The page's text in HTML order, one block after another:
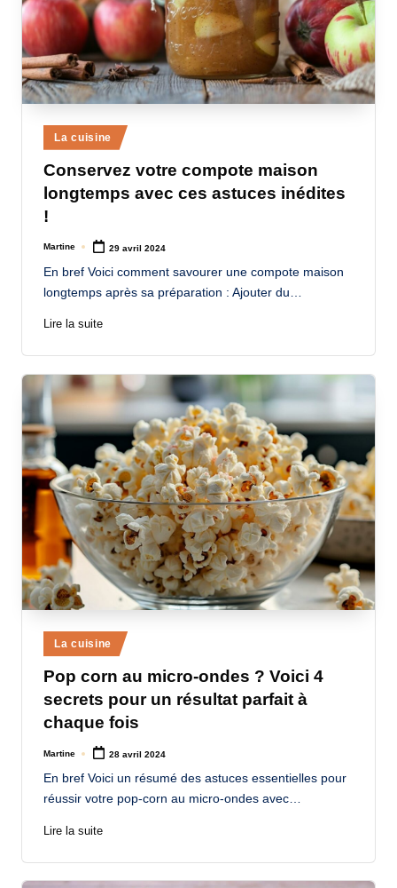
Posted
in
La cuisine
Conservez votre compote maison
longtemps avec ces astuces inédites
!
Posted
Martine 29 avril 2024
En bref Voici comment savourer une compote maison
longtemps après sa préparation : Ajouter du…
Lire la suite
Posted
in
La cuisine
Pop corn au micro-ondes ? Voici 4
secrets pour un résultat parfait à
chaque fois
Posted
Martine 28 avril 2024
En bref Voici un résumé des astuces essentielles pour
réussir votre pop-corn au micro-ondes avec…
Lire la suite